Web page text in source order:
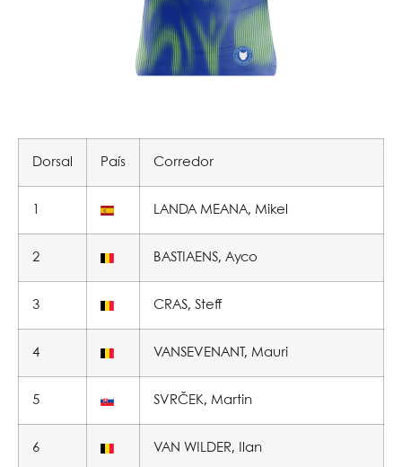
Dorsal País Corredor
LANDA MEANA, Mikel
2 BASTIAENS, Ayco
3 CRAS, Steff
4 VANSEVENANT, Mauri
5 SVRČEK, Martin
6 VAN WILDER, Ilan